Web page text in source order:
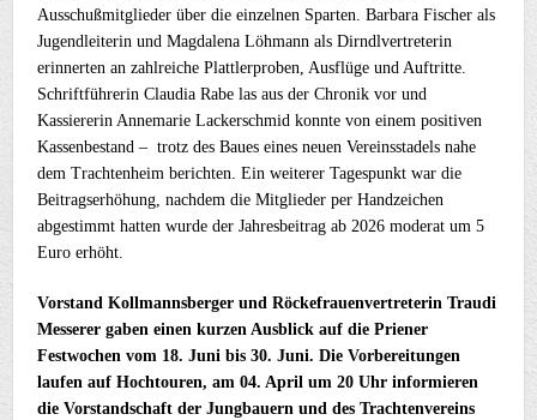
Ausschußmitglieder über die einzelnen Sparten. Barbara Fischer als
Jugendleiterin und Magdalena Löhmann als Dirndlvertreterin
erinnerten an zahlreiche Plattlerproben, Ausflüge und Auftritte.
Schriftführerin Claudia Rabe las aus der Chronik vor und
Kassiererin Annemarie Lackerschmid konnte von einem positiven
Kassenbestand – trotz des Baues eines neuen Vereinsstadels nahe
dem Trachtenheim berichten. Ein weiterer Tagespunkt war die
Beitragserhöhung, nachdem die Mitglieder per Handzeichen
abgestimmt hatten wurde der Jahresbeitrag ab 2026 moderat um 5
Euro erhöht.
Vorstand Kollmannsberger und Röckefrauenvertreterin Traudi
Messerer gaben einen kurzen Ausblick auf die Priener
Festwochen vom 18. Juni bis 30. Juni. Die Vorbereitungen
laufen auf Hochtouren, am 04. April um 20 Uhr informieren
die Vorstandschaft der Jungbauern und desTrachtenvereins